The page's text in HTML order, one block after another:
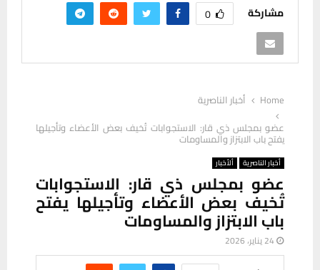
مشاركة 0
Home
أخبار الناصرية
عضو بمجلس ذي قار: الاستجوابات تُخيف بعض الأعضاء وتأجيلها
يفتح باب الابتزاز والمساومات
أخبار الناصرية ألأخبار
عضو بمجلس ذي قار: الاستجوابات
تُخيف بعض الأعضاء وتأجيلها يفتح
باب الابتزاز والمساومات
24 يناير، 2026